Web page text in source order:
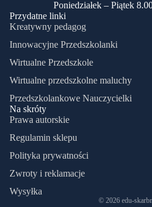
​Poniedziałek – Piątek
Przydatne linki
Kreatywny pedagog
Innowacyjne Przedszkolanki
Wirtualne Przedszkole
Wirtualne przedszkolne maluchy
Przedszkolankowe Nauczycielki
Na skróty
Prawa autorskie
Regulamin sklepu
Polityka prywatności
Zwroty i reklamacje
Wysyłka
© 2026 edu-